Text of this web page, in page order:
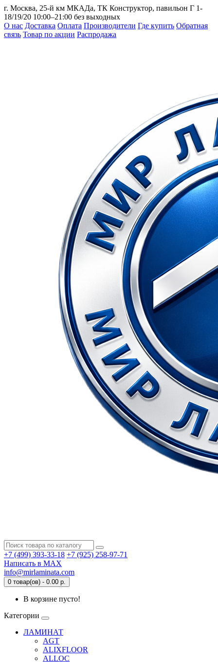
г. Москва, 25-й км МКАДа, ТК Конструктор, павильон Г 1-
18/19/20 10:00–21:00 без выходных
О нас Доставка Оплата Производители Где купить Обратная
связь Товар по акции Распродажа
+7 (499) 393-33-18 +7 (925) 258-97-71
Написать в MAX
info@mirlaminata.com
0 товар(ов) - 0.00 р.
В корзине пусто!
Категории
ЛАМИНАТ
AGT
ALIXFLOOR
ALLOC